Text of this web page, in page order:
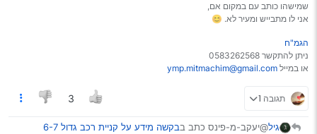
שמישהו כותב עם במקום אם,
אני לו מתבייש ומעיר לא. 😊
הגמ"ח
ניתן להתקשר 0583262568
או במייל ymp.mitmachim@gmail.com
תגובה 1 3
גיל@יעקב-מ-פינס כתב ב
בקשה מידע על קניית רכב גדול 6-7